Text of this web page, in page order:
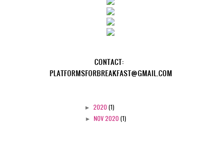
► 2020 (1)
► NOV 2020 (1)